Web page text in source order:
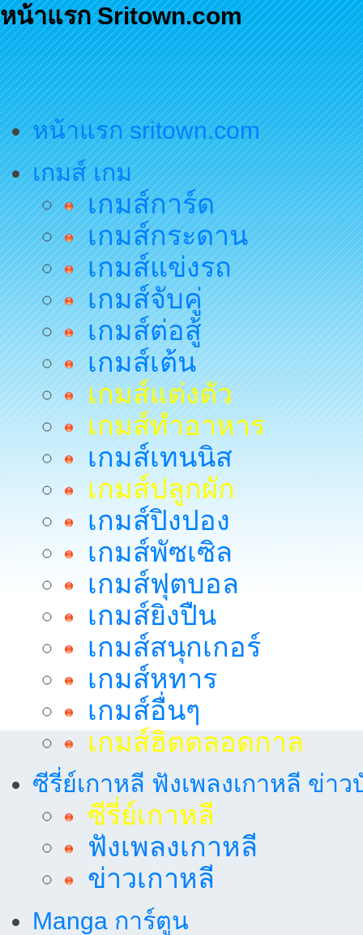
หน้าแรก Sritown.com
หน้าแรก sritown.com
เกมส์ เกม
เกมส์การ์ด
เกมส์กระดาน
เกมส์แข่งรถ
เกมส์จับคู่
เกมส์ต่อสู้
เกมส์เต้น
เกมส์แต่งตัว
เกมส์ทำอาหาร
เกมส์เทนนิส
เกมส์ปลูกผัก
เกมส์ปิงปอง
เกมส์พัซเซิล
เกมส์ฟุตบอล
เกมส์ยิงปืน
เกมส์สนุกเกอร์
เกมส์หทาร
เกมส์อื่นๆ
เกมส์ฮิตตลอดกาล
ซีรี่ย์เกาหลี ฟังเพลงเกาหลี ข่าว
ซีรี่ย์เกาหลี
ฟังเพลงเกาหลี
ข่าวเกาหลี
Manga การ์ตูน